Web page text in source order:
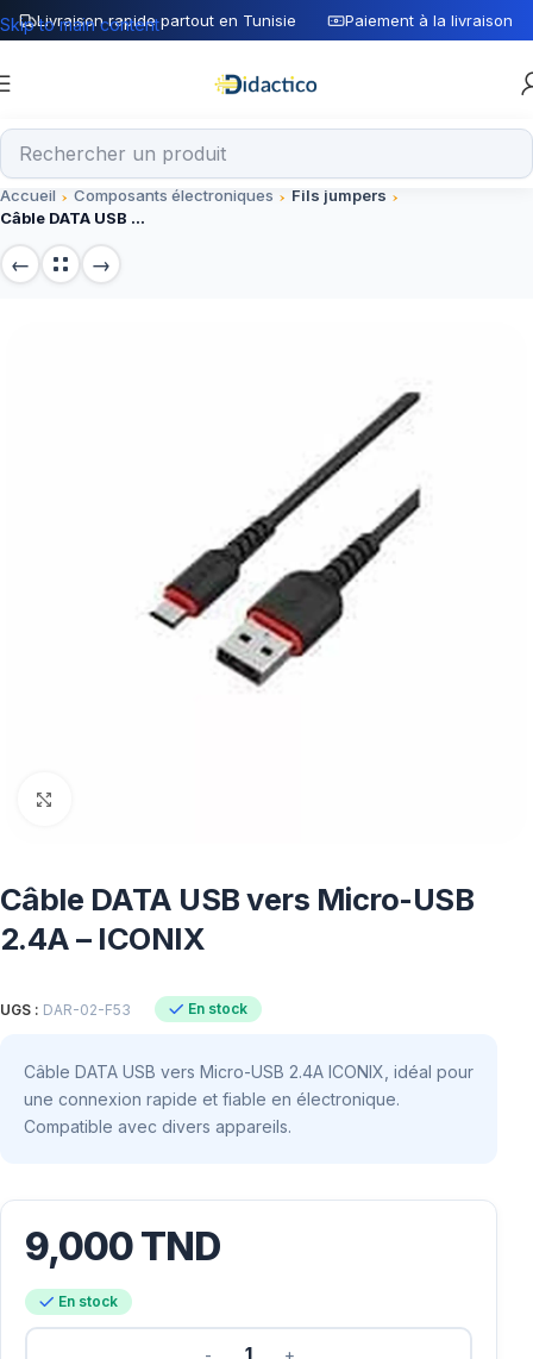
Livraison rapide partout en Tunisie Paiement à la livraison
Skip to main content
Accueil Composants électroniques
Fils jumpers
Câble DATA USB vers Micro-USB 2.4A – ICONIX
Câble DATA USB vers Micro-USB
2.4A – ICONIX
UGS : DAR-02-F53 En stock
Câble DATA USB vers Micro-USB 2.4A ICONIX, idéal pour
une connexion rapide et fiable en électronique.
Compatible avec divers appareils.
9,000TND
En stock